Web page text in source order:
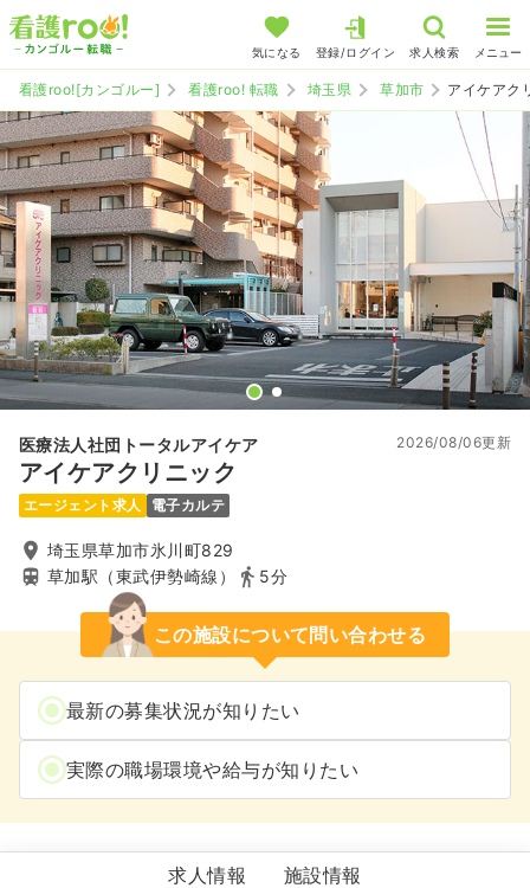
気になる 登録/ログイン 求人検索 メニュー
看護roo![カンゴルー] 看護roo! 転職 埼玉県 草加市 アイケアク
医療法人社団トータルアイケア
アイケアクリニック
2026/08/06更新
エージェント求人 電子カルテ
埼玉県草加市氷川町829
草加駅（東武伊勢崎線）
5分
この施設について問い合わせる
最新の募集状況が知りたい
実際の職場環境や給与が知りたい
アイケアクリニック
求人情報 施設情報